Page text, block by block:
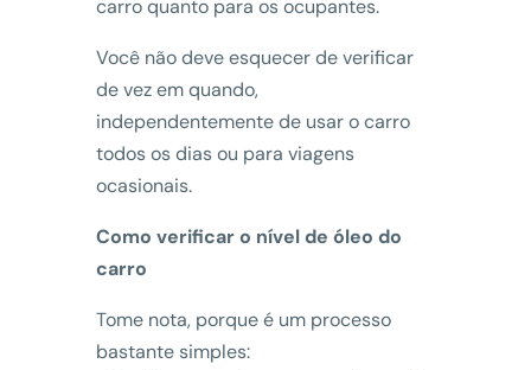
carro quanto para os ocupantes.
Você não deve esquecer de verificar
de vez em quando,
independentemente de usar o carro
todos os dias ou para viagens
ocasionais.
Como verificar o nível de óleo do
carro
Tome nota, porque é um processo
bastante simples: